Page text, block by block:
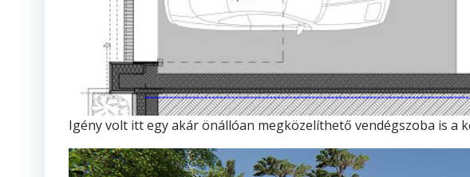
Igény volt itt egy akár önállóan megközelíthető vendégszoba is a